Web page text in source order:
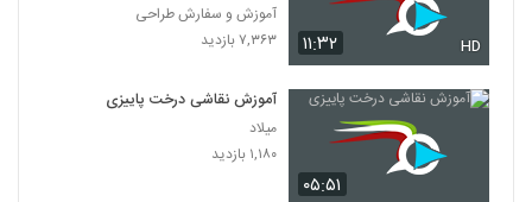
۱۱:۳۲ HD
آموزش و سفارش طراحی
۷,۳۶۳ بازدید
۰۵:۵۱
آموزش نقاشی درخت پاییزی
میلاد
۱,۱۸۰ بازدید